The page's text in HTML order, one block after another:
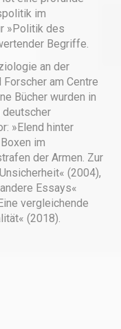
im
»Politik des
Begriffe.
an der
am Centre
Bücher wurden in
deutscher
»Elend hinter
im
der Armen. Zur
(2004),
Essays«
vergleichende
(2018).